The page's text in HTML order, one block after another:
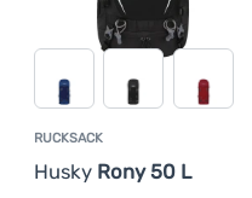
RUCKSACK
Husky Rony 50 L